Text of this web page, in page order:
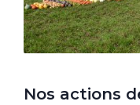
Nos actions